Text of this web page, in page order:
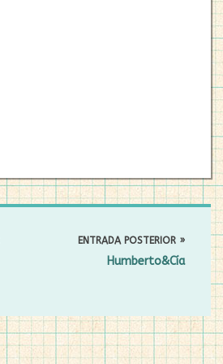
ENTRADA POSTERIOR »
Humberto&Cía